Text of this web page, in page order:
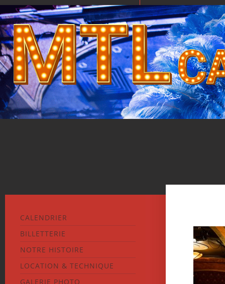
CALENDRIER
BILLETTERIE
NOTRE HISTOIRE
LOCATION & TECHNIQUE
GALERIE PHOTO